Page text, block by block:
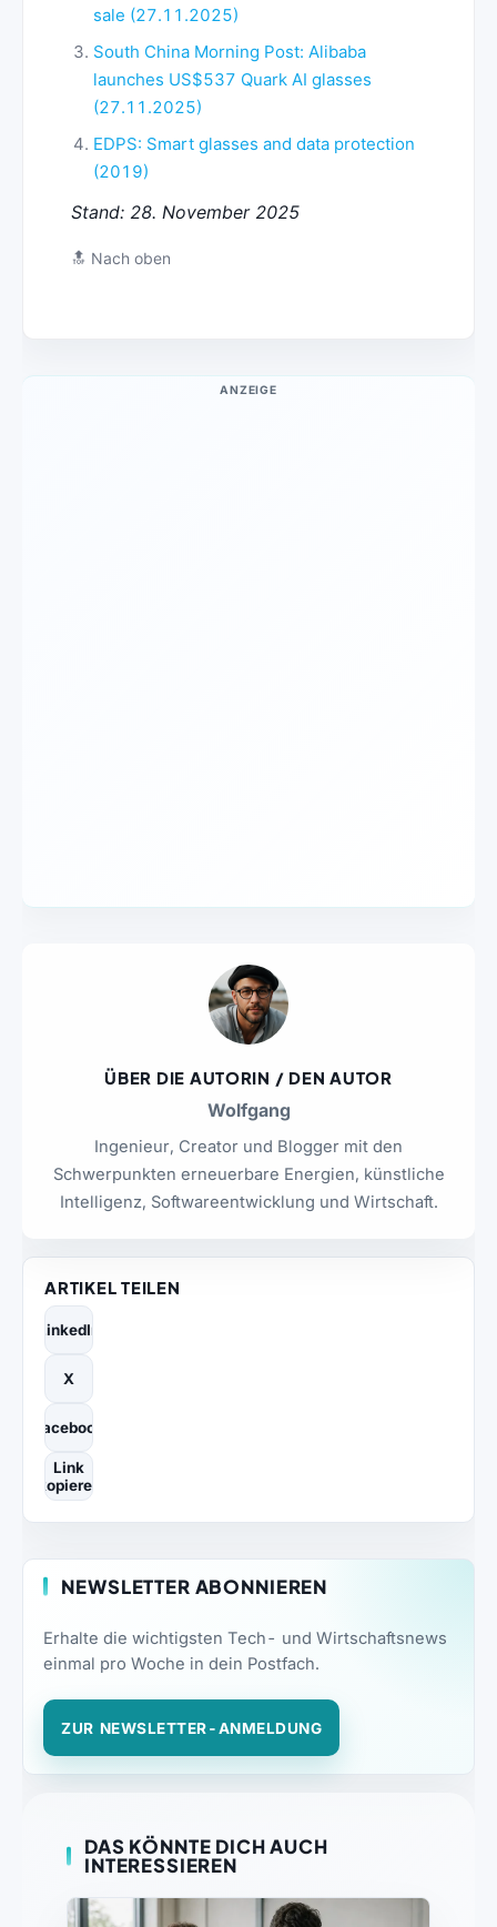
sale (27.11.2025)
South China Morning Post: Alibaba
launches US$537 Quark AI glasses
(27.11.2025)
EDPS: Smart glasses and data protection
(2019)
Stand: 28. November 2025
🔝 Nach oben
ANZEIGE
ÜBER DIE AUTORIN / DEN AUTOR
Wolfgang
Ingenieur, Creator und Blogger mit den
Schwerpunkten erneuerbare Energien, künstliche
Intelligenz, Softwareentwicklung und Wirtschaft.
ARTIKEL TEILEN
LinkedIn
X
Facebook
Link
kopieren
NEWSLETTER ABONNIEREN
Erhalte die wichtigsten Tech- und Wirtschaftsnews
einmal pro Woche in dein Postfach.
ZUR NEWSLETTER-ANMELDUNG
DAS KÖNNTE DICH AUCH
INTERESSIEREN